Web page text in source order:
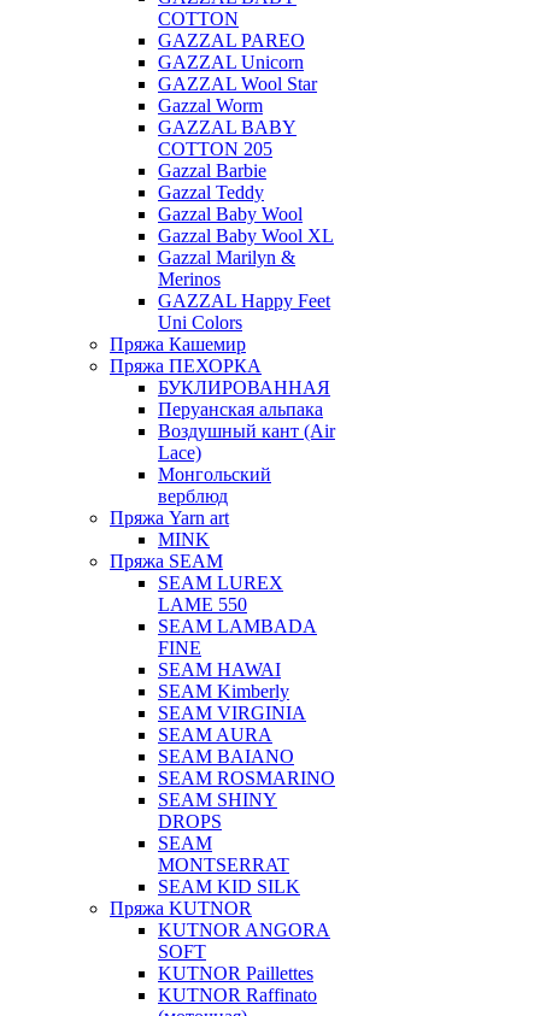
COTTON
GAZZAL PAREO
GAZZAL Unicorn
GAZZAL Wool Star
Gazzal Worm
GAZZAL BABY
COTTON 205
Gazzal Barbie
Gazzal Teddy
Gazzal Baby Wool
Gazzal Baby Wool XL
Gazzal Marilyn &
Merinos
GAZZAL Happy Feet
Uni Colors
Пряжа Кашемир
Пряжа ПЕХОРКА
БУКЛИРОВАННАЯ
Перуанская альпака
Воздушный кант (Air
Lace)
Монгольский
верблюд
Пряжа Yarn art
MINK
Пряжа SEAM
SEAM LUREX
LAME 550
SEAM LAMBADA
FINE
SEAM HAWAI
SEAM Kimberly
SEAM VIRGINIA
SEAM AURA
SEAM BAIANO
SEAM ROSMARINO
SEAM SHINY
DROPS
SEAM
MONTSERRAT
SEAM KID SILK
Пряжа KUTNOR
KUTNOR ANGORA
SOFT
KUTNOR Paillettes
KUTNOR Raffinato